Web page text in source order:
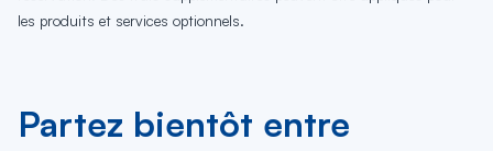
les produits et services optionnels.
Partez bientôt entre